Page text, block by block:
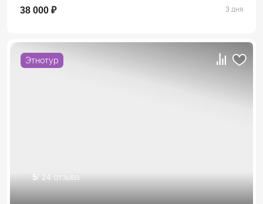
38 000 ₽ 3 дня
Этнотур
5/ 24 отзыва